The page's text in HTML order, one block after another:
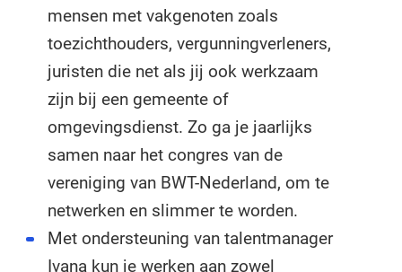
mensen met vakgenoten zoals
toezichthouders, vergunningverleners,
juristen die net als jij ook werkzaam
zijn bij een gemeente of
omgevingsdienst. Zo ga je jaarlijks
samen naar het congres van de
vereniging van BWT-Nederland, om te
netwerken en slimmer te worden.
Met ondersteuning van talentmanager
Ivana kun je werken aan zowel